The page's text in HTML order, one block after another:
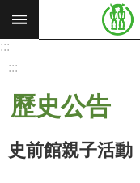
跳到主要內容區塊
搜
願
使
:::
:::
歷史公告
史前館親子活動